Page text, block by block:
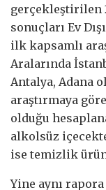
gerçekleştirilen
sonuçları Ev
ilk kapsamlı
Aralarında
Antalya, Adana
araştırmaya
olduğu
alkolsüz
ise temizlik
Yine aynı